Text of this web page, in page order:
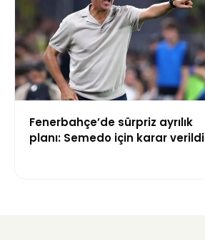
Fenerbahçe’de sürpriz ayrılık
planı: Semedo için karar verildi